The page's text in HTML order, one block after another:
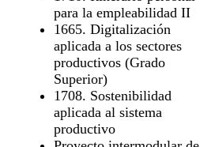
para la empleabilidad II
1665. Digitalización
aplicada a los sectores
productivos (Grado
Superior)
1708. Sostenibilidad
aplicada al sistema
productivo